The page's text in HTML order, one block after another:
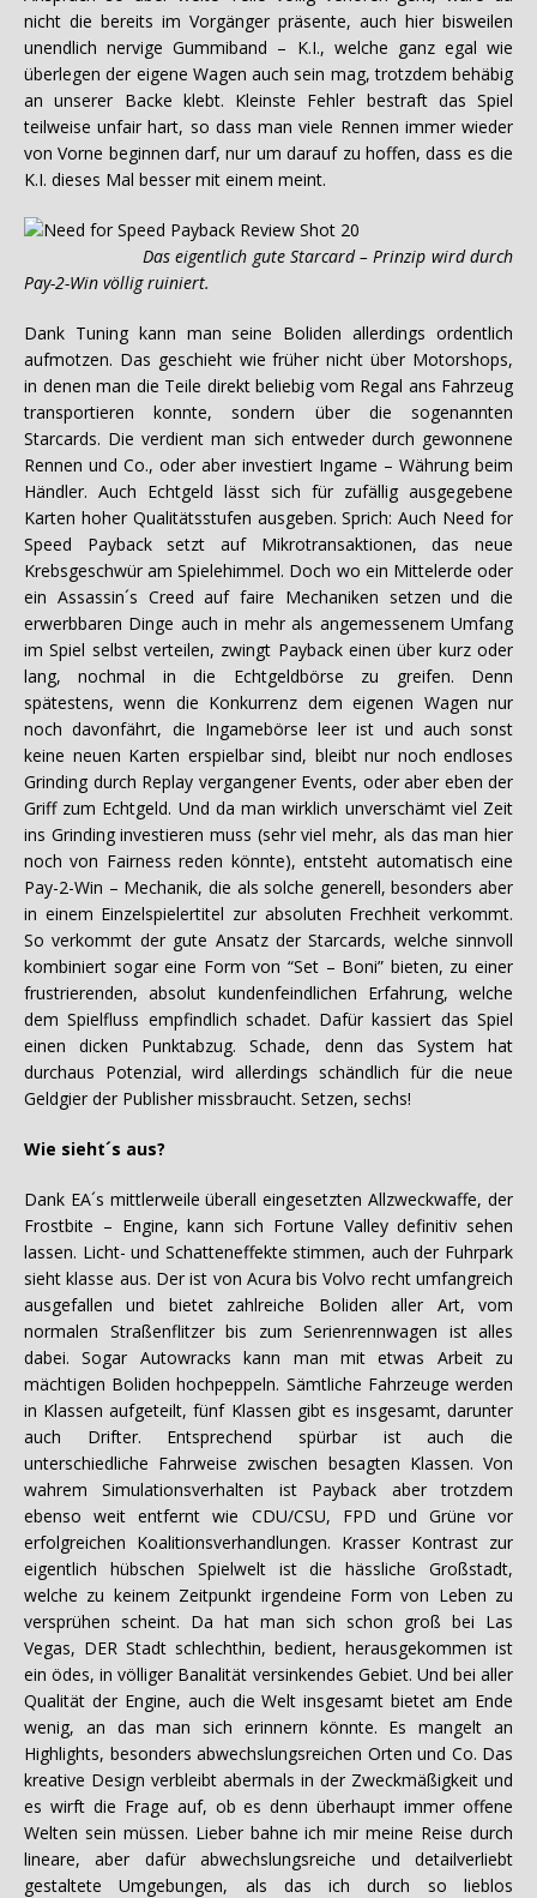
nicht die bereits im Vorgänger präsente, auch hier bisweilen
unendlich nervige Gummiband – K.I., welche ganz egal wie
überlegen der eigene Wagen auch sein mag, trotzdem behäbig
an unserer Backe klebt. Kleinste Fehler bestraft das Spiel
teilweise unfair hart, so dass man viele Rennen immer wieder
von Vorne beginnen darf, nur um darauf zu hoffen, dass es die
K.I. dieses Mal besser mit einem meint.
Das eigentlich gute Starcard – Prinzip wird durch
Pay-2-Win völlig ruiniert.
Dank Tuning kann man seine Boliden allerdings ordentlich
aufmotzen. Das geschieht wie früher nicht über Motorshops,
in denen man die Teile direkt beliebig vom Regal ans Fahrzeug
transportieren konnte, sondern über die sogenannten
Starcards. Die verdient man sich entweder durch gewonnene
Rennen und Co., oder aber investiert Ingame – Währung beim
Händler. Auch Echtgeld lässt sich für zufällig ausgegebene
Karten hoher Qualitätsstufen ausgeben. Sprich: Auch Need for
Speed Payback setzt auf Mikrotransaktionen, das neue
Krebsgeschwür am Spielehimmel. Doch wo ein Mittelerde oder
ein Assassin´s Creed auf faire Mechaniken setzen und die
erwerbbaren Dinge auch in mehr als angemessenem Umfang
im Spiel selbst verteilen, zwingt Payback einen über kurz oder
lang, nochmal in die Echtgeldbörse zu greifen. Denn
spätestens, wenn die Konkurrenz dem eigenen Wagen nur
noch davonfährt, die Ingamebörse leer ist und auch sonst
keine neuen Karten erspielbar sind, bleibt nur noch endloses
Grinding durch Replay vergangener Events, oder aber eben der
Griff zum Echtgeld. Und da man wirklich unverschämt viel Zeit
ins Grinding investieren muss (sehr viel mehr, als das man hier
noch von Fairness reden könnte), entsteht automatisch eine
Pay-2-Win – Mechanik, die als solche generell, besonders aber
in einem Einzelspielertitel zur absoluten Frechheit verkommt.
So verkommt der gute Ansatz der Starcards, welche sinnvoll
kombiniert sogar eine Form von “Set – Boni” bieten, zu einer
frustrierenden, absolut kundenfeindlichen Erfahrung, welche
dem Spielfluss empfindlich schadet. Dafür kassiert das Spiel
einen dicken Punktabzug. Schade, denn das System hat
durchaus Potenzial, wird allerdings schändlich für die neue
Geldgier der Publisher missbraucht. Setzen, sechs!
Wie sieht´s aus?
Dank EA´s mittlerweile überall eingesetzten Allzweckwaffe, der
Frostbite – Engine, kann sich Fortune Valley definitiv sehen
lassen. Licht- und Schatteneffekte stimmen, auch der Fuhrpark
sieht klasse aus. Der ist von Acura bis Volvo recht umfangreich
ausgefallen und bietet zahlreiche Boliden aller Art, vom
normalen Straßenflitzer bis zum Serienrennwagen ist alles
dabei. Sogar Autowracks kann man mit etwas Arbeit zu
mächtigen Boliden hochpeppeln. Sämtliche Fahrzeuge werden
in Klassen aufgeteilt, fünf Klassen gibt es insgesamt, darunter
auch Drifter. Entsprechend spürbar ist auch die
unterschiedliche Fahrweise zwischen besagten Klassen. Von
wahrem Simulationsverhalten ist Payback aber trotzdem
ebenso weit entfernt wie CDU/CSU, FPD und Grüne vor
erfolgreichen Koalitionsverhandlungen. Krasser Kontrast zur
eigentlich hübschen Spielwelt ist die hässliche Großstadt,
welche zu keinem Zeitpunkt irgendeine Form von Leben zu
versprühen scheint. Da hat man sich schon groß bei Las
Vegas, DER Stadt schlechthin, bedient, herausgekommen ist
ein ödes, in völliger Banalität versinkendes Gebiet. Und bei aller
Qualität der Engine, auch die Welt insgesamt bietet am Ende
wenig, an das man sich erinnern könnte. Es mangelt an
Highlights, besonders abwechslungsreichen Orten und Co. Das
kreative Design verbleibt abermals in der Zweckmäßigkeit und
es wirft die Frage auf, ob es denn überhaupt immer offene
Welten sein müssen. Lieber bahne ich mir meine Reise durch
lineare, aber dafür abwechslungsreiche und detailverliebt
gestaltete Umgebungen, als das ich durch so lieblos